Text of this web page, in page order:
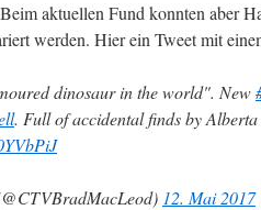
aktuellen Fund konnten aber
werden. Hier ein Tweet mit
dinosaur in the world". New
. Full of accidental finds by
12. Mai 2017